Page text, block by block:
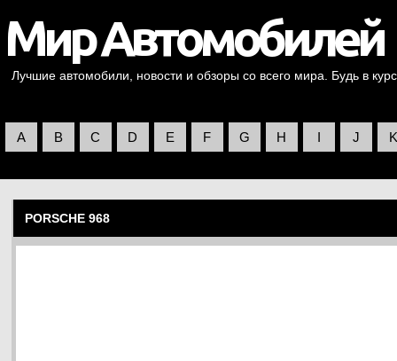
Лучшие автомобили, новости и обзоры со всего мира. Будь в
A B C D E F G H I J K
PORSCHE 968